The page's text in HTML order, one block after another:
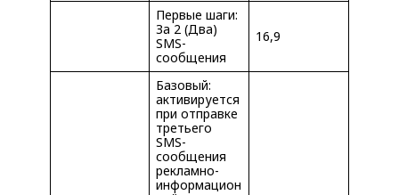
Первые шаги:
За 2 (Два)
SMS-
сообщения
16,9
Базовый:
активируется
при отправке
третьего
SMS-
сообщения
рекламно-
информацион